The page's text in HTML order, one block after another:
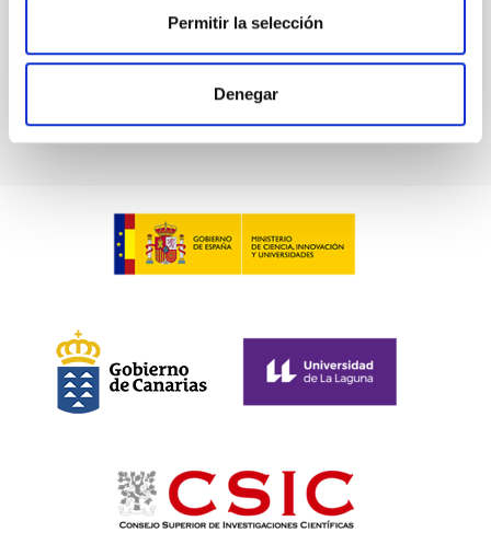
Permitir la selección
Denegar
BIBCODE 2026ASTCS..1100130W
0